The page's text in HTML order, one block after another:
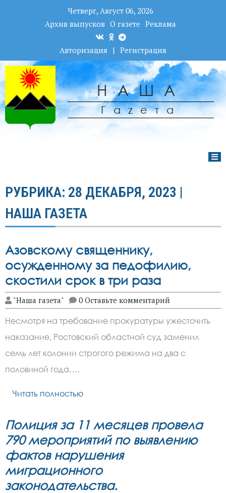
Четверг, Август 06, 2026
Архив выпусков О газете Реклама
Авторизация | Регистрация
НАША
Гаzета
РУБРИКА: 28 ДЕКАБРЯ, 2023 |
НАША ГАЗЕТА
Азовскому священнику,
осужденному за педофилию,
скостили срок в три раза
"Наша газета" 0 Оставьте комментарий
Несмотря на требование прокуратуры ужесточить
наказание, Ростовский областной суд заменил
семь лет колонии строгого режима на два с
половиной года….
Читать полностью
Полиция за 11 месяцев провела
790 мероприятий по выявлению
фактов нарушения
миграционного
законодательства.